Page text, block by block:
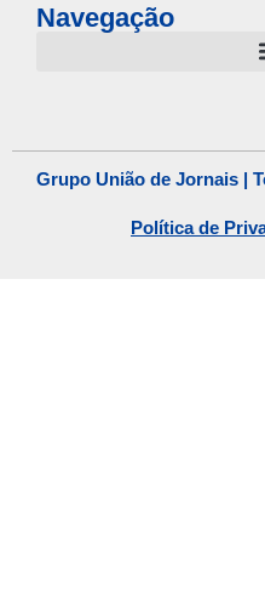
Navegação
Grupo União de Jornais |
Política de